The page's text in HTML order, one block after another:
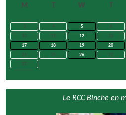
M
T W T
3
4 5 6
10
11 12 13
17
18 19 20
24
25 26 27
31
Le RCC Binche en